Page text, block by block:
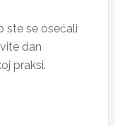
ste se osećali
dan
praksi.